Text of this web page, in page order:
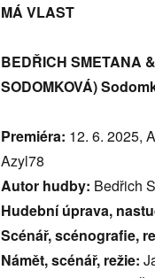
MÁ VLAST
BEDŘICH SMETANA
SODOMKOVÁ)
Premiéra: 12. 6. 2025,
Azyl78
Autor hudby: Bedřich
Hudební úprava,
Scénář, scénografie,
Námět, scénář, režie: